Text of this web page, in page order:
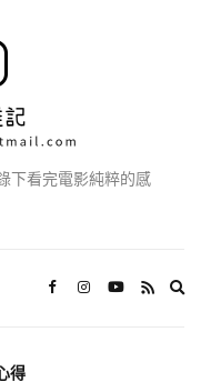
下看完電影純粹的感
得